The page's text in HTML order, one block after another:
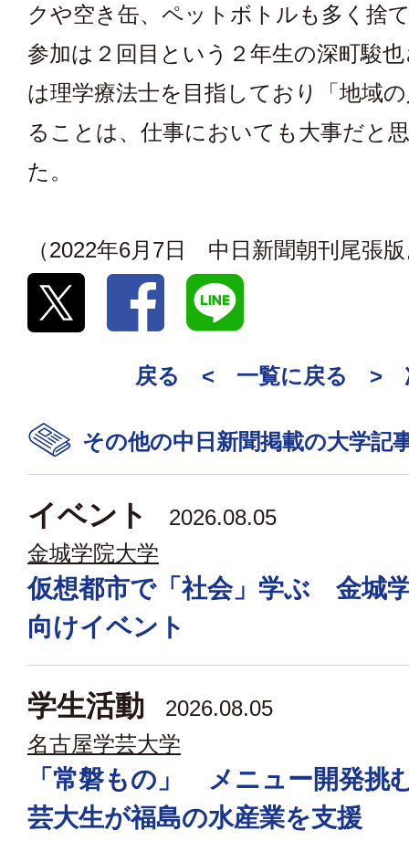
クや空き缶、ペットボトルも多く捨
参加は２回目という２年生の深町駿
は理学療法士を目指しており「地域
ることは、仕事においても大事だと
た。
（2022年6月7日 中日新聞朝刊尾張
戻る < 一覧に戻る >
その他の中日新聞掲載の大学記
イベント
2026.08.05
金城学院大学
仮想都市で「社会」学ぶ 金城
向けイベント
学生活動
2026.08.05
名古屋学芸大学
「常磐もの」 メニュー開発
芸大生が福島の水産業を支援